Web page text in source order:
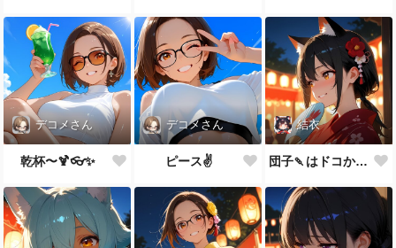
デコメさん
乾杯〜🍹👓✨
デコメさん
ピース✌️
結衣
団子🍡はドコかニャ？